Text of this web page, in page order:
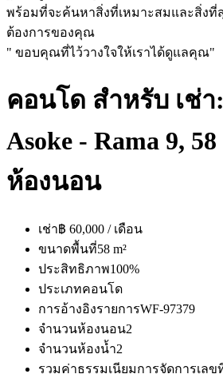
พร้อมที่จะค้นหาสิ่งที่เหมาะสมและสิ่งที่
ต้องการของคุณ
" ขอบคุณที่ไว้วางใจให้เราได้ดูแลคุณ"
คอนโด สำหรับ เช่า
Asoke - Rama 9,
ห้องนอน
เช่า฿ 60,000 / เดือน
ขนาดพื้นที่58 m²
ประสิทธิภาพ100%
ประเภทคอนโด
การอ้างอิงรายการWF-97379
จำนวนห้องนอน2
จำนวนห้องน้ำ2
รวมค่าธรรมเนียมการจัดการเลข